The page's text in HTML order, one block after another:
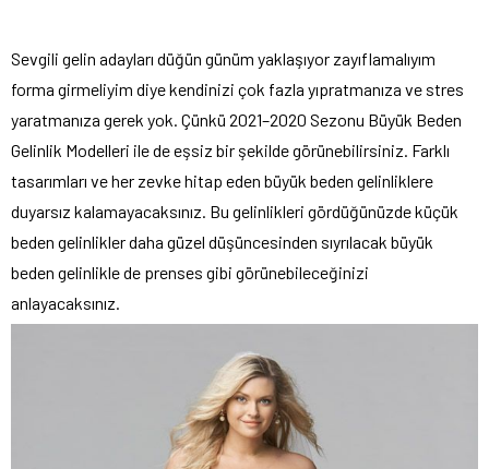
Sevgili gelin adayları düğün günüm yaklaşıyor zayıflamalıyım
forma girmeliyim diye kendinizi çok fazla yıpratmanıza ve stres
yaratmanıza gerek yok. Çünkü 2021–2020 Sezonu Büyük Beden
Gelinlik Modelleri ile de eşsiz bir şekilde görünebilirsiniz. Farklı
tasarımları ve her zevke hitap eden büyük beden gelinliklere
duyarsız kalamayacaksınız. Bu gelinlikleri gördüğünüzde küçük
beden gelinlikler daha güzel düşüncesinden sıyrılacak büyük
beden gelinlikle de prenses gibi görünebileceğinizi
anlayacaksınız.